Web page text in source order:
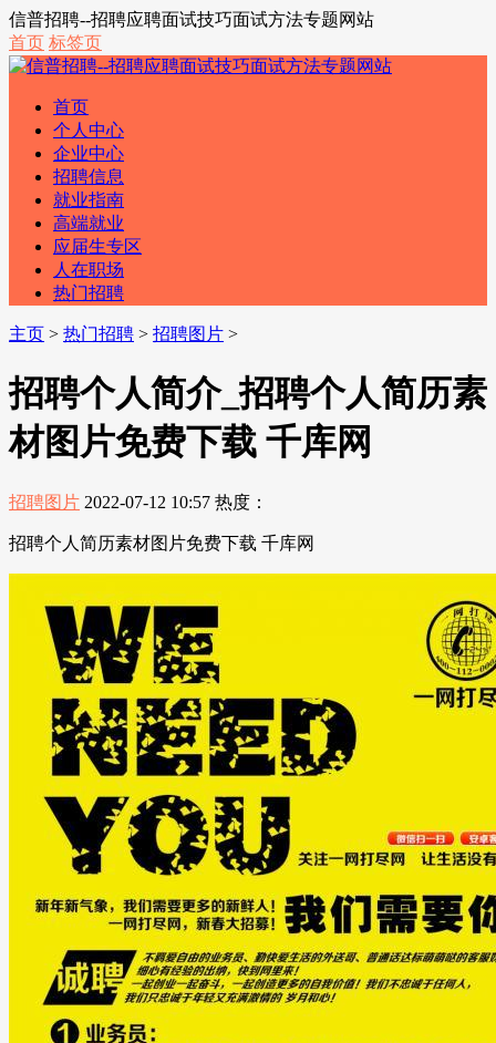
信普招聘--招聘应聘面试技巧面试方法专题网站
首页 标签页
首页
个人中心
企业中心
招聘信息
就业指南
高端就业
应届生专区
人在职场
热门招聘
主页 > 热门招聘 > 招聘图片 >
招聘个人简介_招聘个人简历素
材图片免费下载 千库网
招聘图片 2022-07-12 10:57 热度：
招聘个人简历素材图片免费下载 千库网